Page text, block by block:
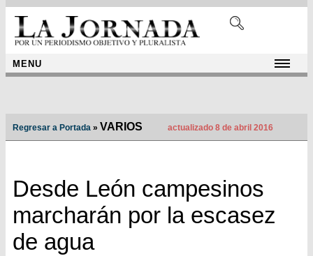
MENU
Regresar a Portada » VARIOS actualizado 8 de abril 2016
Desde León campesinos
marcharán por la escasez
de agua